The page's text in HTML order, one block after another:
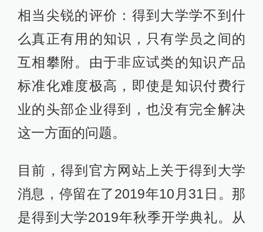
相当尖锐的评价：得到大学学不到什
么真正有用的知识，只有学员之间的
互相攀附。由于非应试类的知识产品
标准化难度极高，即使是知识付费行
业的头部企业得到，也没有完全解决
这一方面的问题。
目前，得到官方网站上关于得到大学
消息，停留在了2019年10月31日。那
是得到大学2019年秋季开学典礼。从